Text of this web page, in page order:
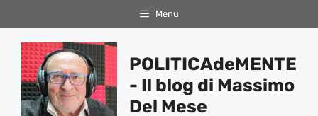
al
contenuto
Menu
POLITICAdeMENTE
- Il blog di Massimo
Del Mese